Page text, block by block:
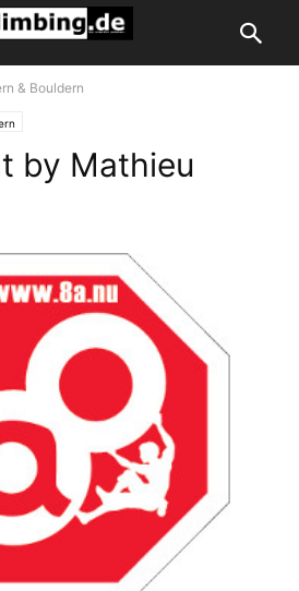
& Bouldern
by Mathieu